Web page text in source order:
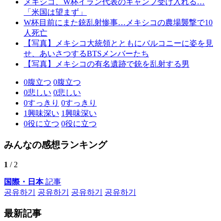
「米国は望まず」
W杯目前にまた銃乱射惨事…メキシコの農場襲撃で10
人死亡
【写真】メキシコ大統領とともにバルコニーに姿を見
せ、あいさつするBTSメンバーたち
【写真】メキシコの有名遺跡で銃を乱射する男
0腹立つ 0腹立つ
0悲しい 0悲しい
0すっきり 0すっきり
1興味深い 1興味深い
0役に立つ 0役に立つ
みんなの感想ランキング
1 / 2
国際・日本記事
공유하기
공유하기 공유하기 공유하기
最新記事